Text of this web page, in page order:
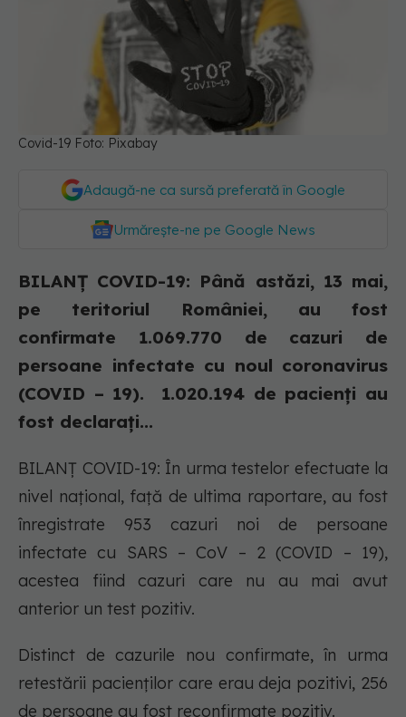
Covid-19 Foto: Pixabay
Adaugă-ne ca sursă preferată în Google
Urmărește-ne pe Google News
BILANȚ COVID-19: Până astăzi, 13 mai,
pe teritoriul României, au fost
confirmate 1.069.770 de cazuri de
persoane infectate cu noul coronavirus
(COVID – 19). 1.020.194 de pacienți au
fost declarați...
BILANȚ COVID-19: În urma testelor efectuate la
nivel național, față de ultima raportare, au fost
înregistrate 953 cazuri noi de persoane
infectate cu SARS – CoV – 2 (COVID – 19),
acestea fiind cazuri care nu au mai avut
anterior un test pozitiv.
Distinct de cazurile nou confirmate, în urma
retestării pacienților care erau deja pozitivi, 256
de persoane au fost reconfirmate pozitiv.